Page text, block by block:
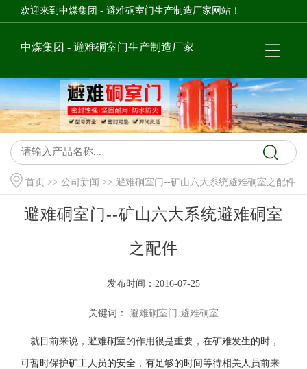
欢迎来到中煤集团 - 避难硐室门生产制造厂家网站！
中煤集团 - 避难硐室门生产制造厂家
首页 >>公司新闻 >> 避难硐室门--矿山六大系统避难硐室之配件
避难硐室门--矿山六大系统避难硐室
之配件
发布时间：2016-07-25
关键词： 避难硐室门 避难硐室
就目前来说，避难硐室的作用很是重要，在矿难发生的时，
可暂时保护矿工人员的安全，有足够的时间等待相关人员前来